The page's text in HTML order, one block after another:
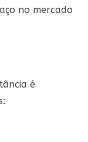
no mercado
é